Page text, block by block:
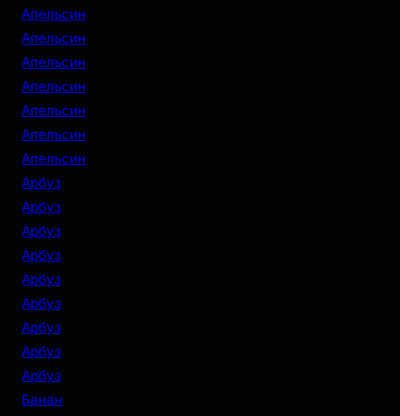
Апельсин
Апельсин
Апельсин
Апельсин
Апельсин
Апельсин
Апельсин
Арбуз
Арбуз
Арбуз
Арбуз
Арбуз
Арбуз
Арбуз
Арбуз
Арбуз
Банан